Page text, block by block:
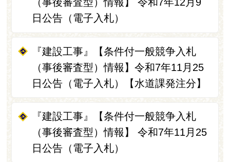
日公告（電子入札）
『建設工事』【条件付一般競争入札
（事後審査型）情報】令和7年11月25
日公告（電子入札）【水道課発注分】
『建設工事』【条件付一般競争入札
（事後審査型）情報】 令和7年11月25
日公告（電子入札）